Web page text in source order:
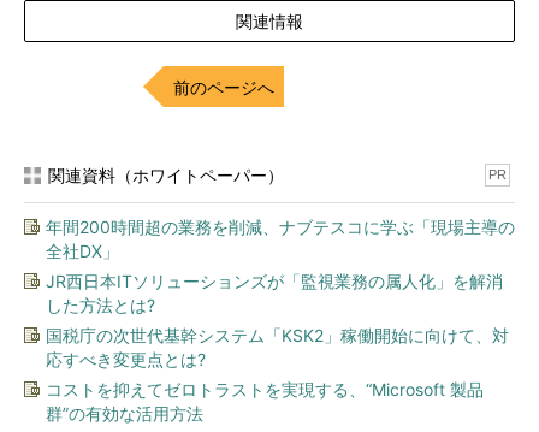
関連情報
前のページへ
関連資料（ホワイトペーパー） PR
年間200時間超の業務を削減、ナブテスコに学ぶ「現場主導の
全社DX」
JR西日本ITソリューションズが「監視業務の属人化」を解消
した方法とは?
国税庁の次世代基幹システム「KSK2」稼働開始に向けて、対
応すべき変更点とは?
コストを抑えてゼロトラストを実現する、“Microsoft 製品
群”の有効な活用方法